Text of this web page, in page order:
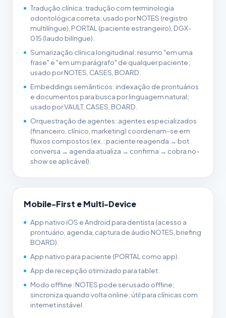
Tradução clínica: tradução com terminologia
odontológica correta; usado por NOTES (registro
multilíngue), PORTAL (paciente estrangeiro), DGX-
015 (laudo bilíngue).
Sumarização clínica longitudinal: resumo "em uma
frase" e "em um parágrafo" de qualquer paciente;
usado por NOTES, CASES, BOARD.
Embeddings semânticos: indexação de prontuários
e documentos para busca por linguagem natural;
usado por VAULT, CASES, BOARD.
Orquestração de agentes: agentes especializados
(financeiro, clínico, marketing) coordenam-se em
fluxos compostos (ex.: paciente reagenda → bot
conversa → agenda atualiza → confirma → cobra no-
show se aplicável).
Mobile-First e Multi-Device
App nativo iOS e Android para dentista (acesso a
prontuário, agenda, captura de áudio NOTES, briefing
BOARD).
App nativo para paciente (PORTAL como app).
App de recepção otimizado para tablet.
Modo offline: NOTES pode ser usado offline;
sincroniza quando volta online; útil para clínicas com
internet instável.